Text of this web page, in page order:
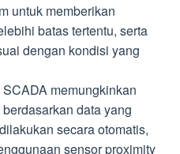
untuk memberikan
batas tertentu, serta
dengan kondisi yang
memungkinkan
data yang
secara otomatis,
sensor proximity